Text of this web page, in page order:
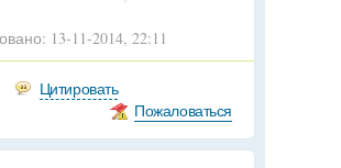
13-11-2014, 22:11
Цитировать
Пожаловаться